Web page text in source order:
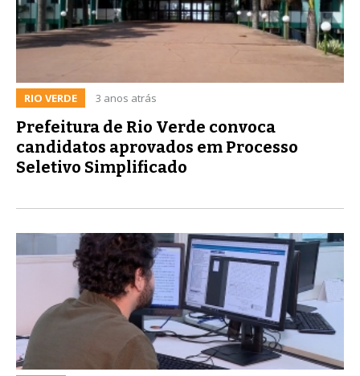
RIO VERDE 3 anos atrás
Prefeitura de Rio Verde convoca
candidatos aprovados em Processo
Seletivo Simplificado